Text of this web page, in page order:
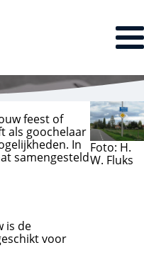
feest of
als goochelaar
In
samengesteld
is de
voor
Foto: H.
W. Fluks